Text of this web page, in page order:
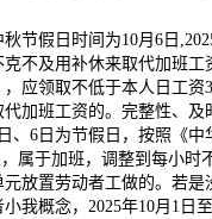
假日时间为10月6日
不及用补休来取代加班工
应领取不低于本人日工资
代加班工资的。完整性、及
、6日为节假日，按照《
属于加班，调整到每小时
元放置劳动者工做的。若是
我概念，2025年10月1日